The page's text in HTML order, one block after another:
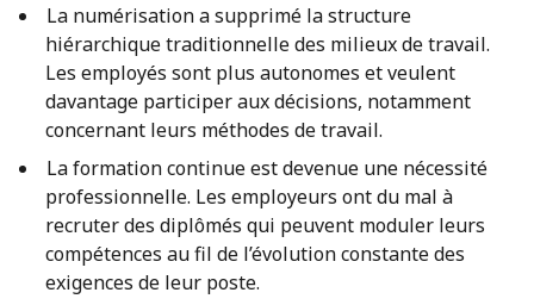
La numérisation a supprimé la structure
hiérarchique traditionnelle des milieux de travail.
Les employés sont plus autonomes et veulent
davantage participer aux décisions, notamment
concernant leurs méthodes de travail.
La formation continue est devenue une nécessité
professionnelle. Les employeurs ont du mal à
recruter des diplômés qui peuvent moduler leurs
compétences au fil de l’évolution constante des
exigences de leur poste.